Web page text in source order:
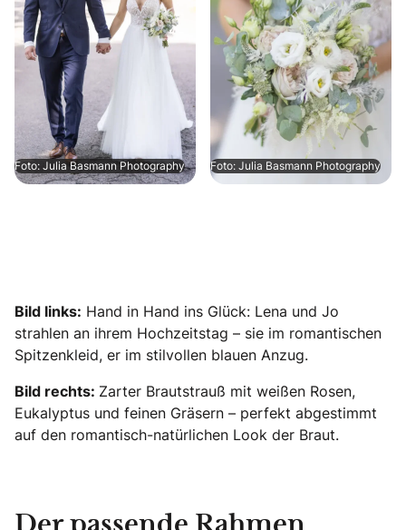
Foto: Julia Basmann Photography Foto: Julia Basmann Photography
Bild links: Hand in Hand ins Glück: Lena und Jo
strahlen an ihrem Hochzeitstag – sie im romantischen
Spitzenkleid, er im stilvollen blauen Anzug.
Bild rechts: Zarter Brautstrauß mit weißen Rosen,
Eukalyptus und feinen Gräsern – perfekt abgestimmt
auf den romantisch-natürlichen Look der Braut.